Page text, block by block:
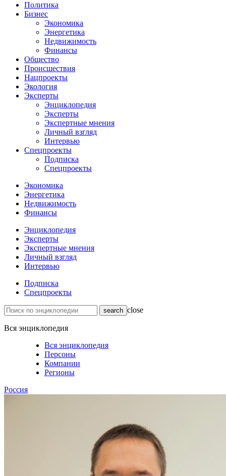
Политика
Бизнес
Экономика
Энергетика
Недвижимость
Финансы
Общество
Происшествия
Нацпроекты
Экология
Эксперты
Энциклопедия
Эксперты
Экспертные мнения
Личный взгляд
Интервью
Спецпроекты
Подписка
Спецпроекты
Экономика
Энергетика
Недвижимость
Финансы
Энциклопедия
Эксперты
Экспертные мнения
Личный взгляд
Интервью
Подписка
Спецпроекты
close
Вся энциклопедия
Вся энциклопедия
Персоны
Компании
Регионы
Россия